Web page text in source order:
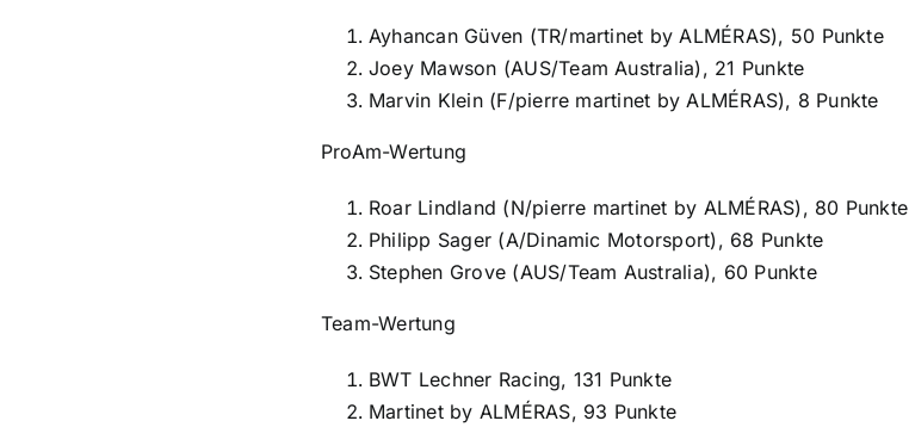
Ayhancan Güven (TR/martinet by ALMÉRAS), 50 Punkte
Joey Mawson (AUS/Team Australia), 21 Punkte
Marvin Klein (F/pierre martinet by ALMÉRAS), 8 Punkte
ProAm-Wertung
Roar Lindland (N/pierre martinet by ALMÉRAS), 80 Punkte
Philipp Sager (A/Dinamic Motorsport), 68 Punkte
Stephen Grove (AUS/Team Australia), 60 Punkte
Team-Wertung
BWT Lechner Racing, 131 Punkte
Martinet by ALMÉRAS, 93 Punkte